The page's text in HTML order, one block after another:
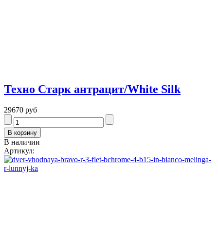
Техно Старк антрацит/White Silk
29670 руб
В наличии
Артикул: